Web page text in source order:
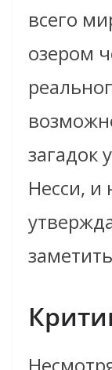
всего
озером
загадок
Несси, и